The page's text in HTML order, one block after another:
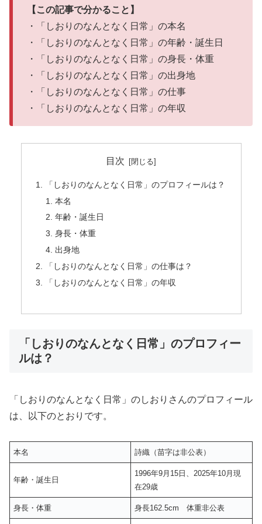
【この記事で分かること】
・「しおりのなんとなく日常」の本名
・「しおりのなんとなく日常」の年齢・誕生日
・「しおりのなんとなく日常」の身長・体重
・「しおりのなんとなく日常」の出身地
・「しおりのなんとなく日常」の仕事
・「しおりのなんとなく日常」の年収
目次
「しおりのなんとなく日常」のプロフィールは？
本名
年齢・誕生日
身長・体重
出身地
「しおりのなんとなく日常」の仕事は？
「しおりのなんとなく日常」の年収
「しおりのなんとなく日常」のプロフィー
ルは？
「しおりのなんとなく日常」のしおりさんのプロフィール
は、以下のとおりです。
本名 詩織（苗字は非公表）
年齢・誕生日
1996年9月15日、2025年10月現
在29歳
身長・体重 身長162.5cm 体重非公表